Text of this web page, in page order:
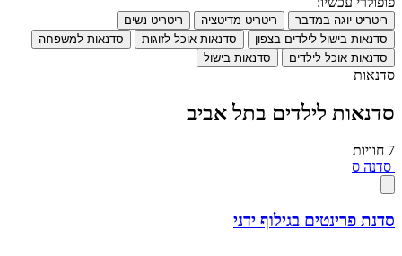
ריטריט יוגה במדבר ריטריט מדיטציה
ריטריט נשים
סדנאות בישול לילדים בצפון
סדנאות אוכל לזוגות
סדנאות למשפחה
סדנאות אוכל לילדים
סדנאות בישול
סדנאות
סדנאות לילדים בתל אביב
7 חוויות
סדנה ס
סדנת פרינטים בגילוף ידני